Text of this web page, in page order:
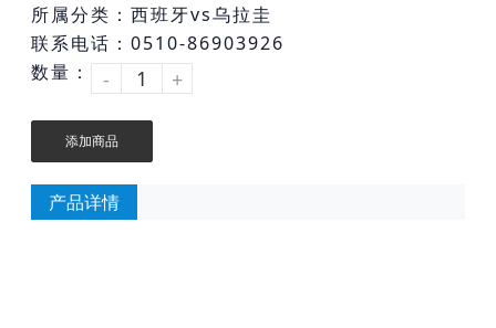
所属分类：西班牙vs乌拉圭
联系电话：0510-86903926
数量：
- +
添加商品
产品详情